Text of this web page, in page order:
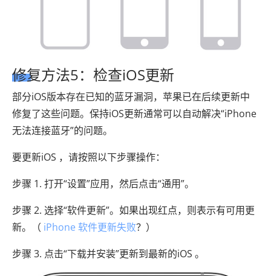
修复方法5：检查iOS更新
部分iOS版本存在已知的蓝牙漏洞，苹果已在后续更新中
修复了这些问题。保持iOS更新通常可以自动解决“iPhone
无法连接蓝牙”的问题。
要更新iOS ，请按照以下步骤操作：
步骤 1. 打开“设置”应用，然后点击“通用”。
步骤 2. 选择“软件更新”。如果出现红点，则表示有可用更
新。（ iPhone 软件更新失败？）
步骤 3. 点击“下载并安装”更新到最新的iOS 。